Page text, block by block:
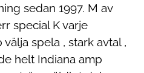
sedan 1997. M av
special K varje
spela , stark avtal ,
helt Indiana amp